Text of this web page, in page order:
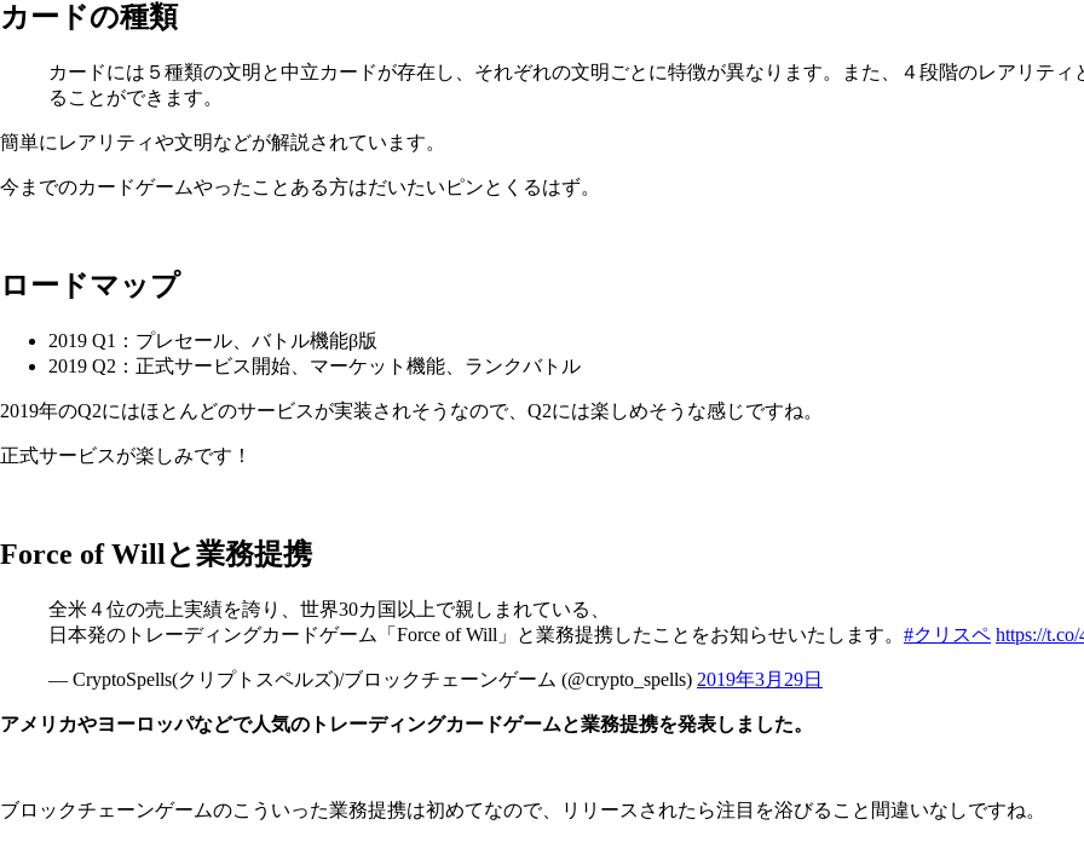
カードの種類
カードには５種類の文明と中立カードが存在し、それぞれの文明ごとに特徴が異なります。また、４段階のレアリテ
ることができます。
簡単にレアリティや文明などが解説されています。
今までのカードゲームやったことある方はだいたいピンとくるはず。
ロードマップ
2019 Q1：プレセール、バトル機能β版
2019 Q2：正式サービス開始、マーケット機能、ランクバトル
2019年のQ2にはほとんどのサービスが実装されそうなので、Q2には楽しめそうな感じですね。
正式サービスが楽しみです！
Force of Willと業務提携
全米４位の売上実績を誇り、世界30カ国以上で親しまれている、
日本発のトレーディングカードゲーム「Force of Will」と業務提携したことをお知らせいたします。 #クリスペ https://
— CryptoSpells(クリプトスペルズ)/ブロックチェーンゲーム (@crypto_spells) 2019年3月29日
アメリカやヨーロッパなどで人気のトレーディングカードゲームと業務提携を発表しました。
ブロックチェーンゲームのこういった業務提携は初めてなので、リリースされたら注目を浴びること間違いなしですね。